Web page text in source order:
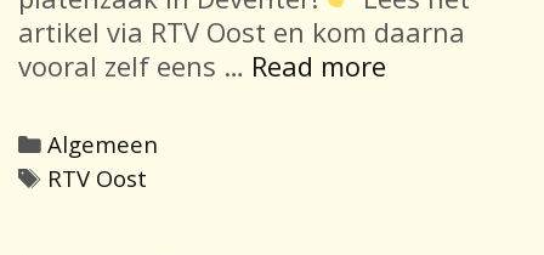
artikel via RTV Oost en kom daarna
vooral zelf eens … Read more
Categories
Algemeen
Tags
RTV Oost